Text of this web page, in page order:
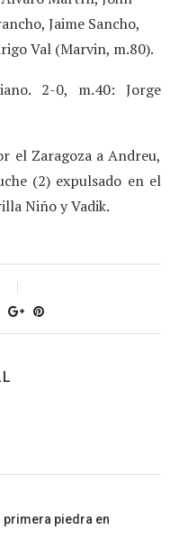
Jaime Sancho,
Val (Marvin, m.80).
2-0, m.40: Jorge
el Zaragoza a Andreu,
(2) expulsado en el
Niño y Vadik.
primera piedra en